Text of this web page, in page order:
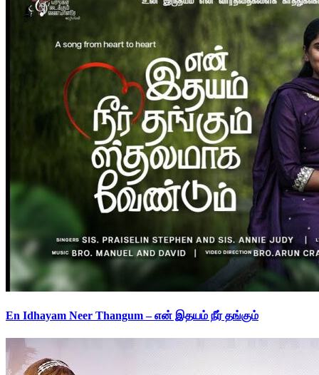
En Idhayam Neer Thangum – என் இதயம் நீர் தங்கும்